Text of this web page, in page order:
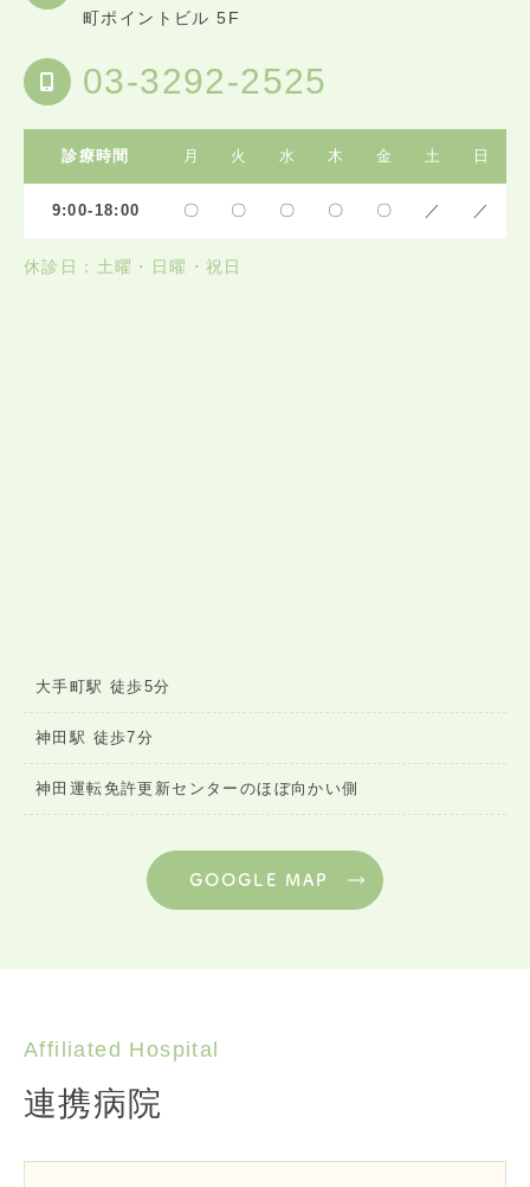
町ポイントビル 5F
03-3292-2525
診療時間 月 火 水 木 金 土 日
9:00-18:00 〇 〇 〇 〇 〇 ／ ／
休診日：土曜・日曜・祝日
大手町駅 徒歩5分
神田駅 徒歩7分
神田運転免許更新センターのほぼ向かい側
GOOGLE MAP
Affiliated Hospital
連携病院